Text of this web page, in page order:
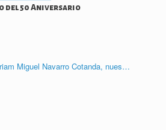
del 50 Aniversario
Miguel Navarro Cotanda, nues…